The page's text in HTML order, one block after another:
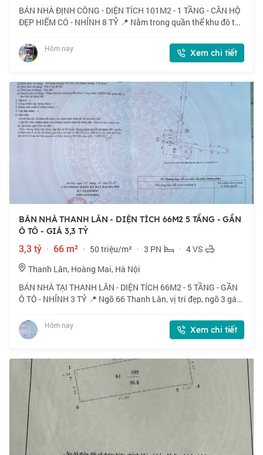
BÁN NHÀ ĐỊNH CÔNG - DIỆN TÍCH 101M2 - 1 TẦNG - CĂN HỘ
ĐẸP HIẾM CÓ - NHỈNH 8 TỶ 📍 Nằm trong quần thể khu đô thị
chỉ vài trăm mét, nhà do HUD xâ
Hôm nay Xem chi tiết
BÁN NHÀ THANH LÂN - DIỆN TÍCH 66M2 5 TẦNG - GẦN
Ô TÔ - GIÁ 3,3 TỶ
3,3 tỷ · 66 m² · 50 triệu/m² · 3 PN · 4 VS
Thanh Lân, Hoàng Mai, Hà Nội
BÁN NHÀ TẠI THANH LÂN - DIỆN TÍCH 66M2 - 5 TẦNG - GẦN
Ô TÔ - NHỈNH 3 TỶ 📍 Ngõ 66 Thanh Lân, vị trí đẹp, ngõ 3 gác
Nhỉnh 3 tỷ. 📜 Sổ đỏ cất két
Hôm nay Xem chi tiết